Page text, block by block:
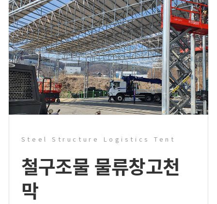
Steel Structure Logistics Tent
철구조물 물류창고천
막